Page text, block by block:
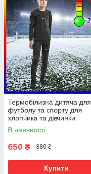
Термобілизна дитяча для
футболу та спорту для
хлопчика та дівчинки
Columbia 134см, чорне
В наявності
650 ₴ 880 ₴
Купити